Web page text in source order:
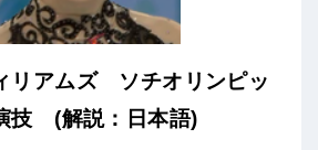
リアムズ ソチオリンピッ
技 (解説：日本語)